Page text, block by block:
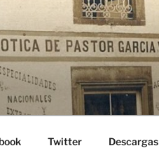
Twitter Descargas